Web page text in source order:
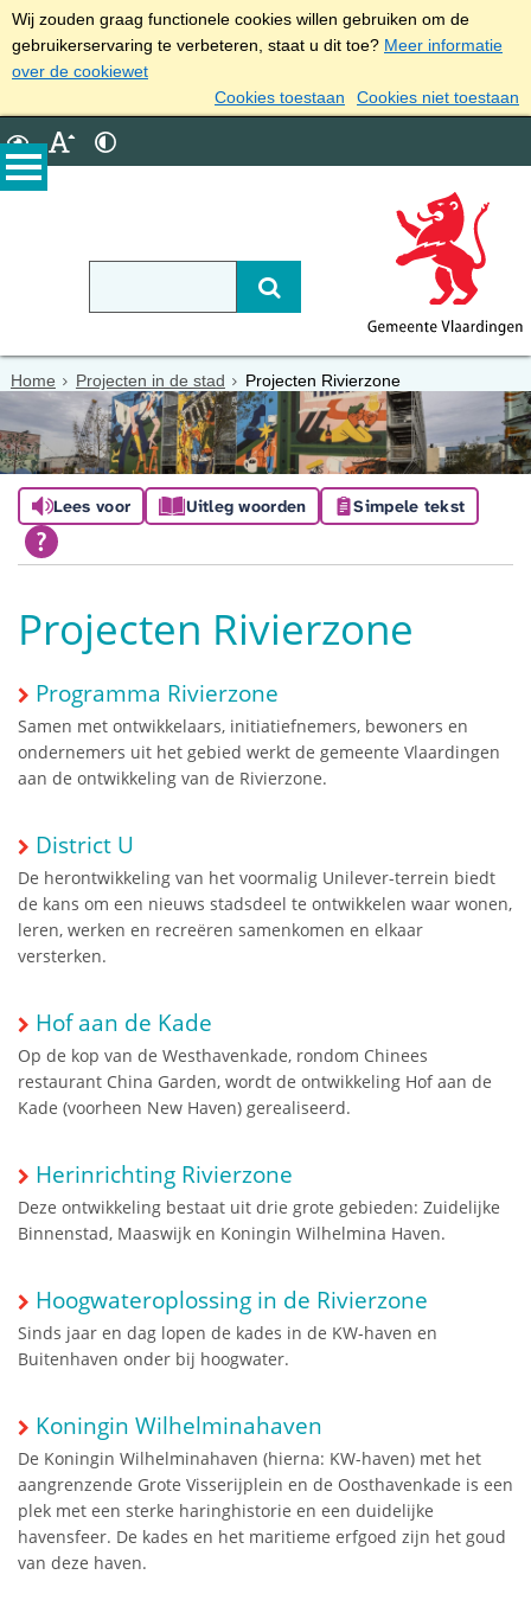
Wij zouden graag functionele cookies willen gebruiken om de
gebruikerservaring te verbeteren, staat u dit toe? Meer informatie
over de cookiewet
Cookies toestaan
Cookies niet toestaan
Home Projecten in de stad Projecten Rivierzone
Lees voor Uitleg woorden Simpele tekst
Projecten Rivierzone
Programma Rivierzone
Samen met ontwikkelaars, initiatiefnemers, bewoners en
ondernemers uit het gebied werkt de gemeente Vlaardingen
aan de ontwikkeling van de Rivierzone.
District U
De herontwikkeling van het voormalig Unilever-terrein biedt
de kans om een nieuws stadsdeel te ontwikkelen waar wonen,
leren, werken en recreëren samenkomen en elkaar
versterken.
Hof aan de Kade
Op de kop van de Westhavenkade, rondom Chinees
restaurant China Garden, wordt de ontwikkeling Hof aan de
Kade (voorheen New Haven) gerealiseerd.
Herinrichting Rivierzone
Deze ontwikkeling bestaat uit drie grote gebieden: Zuidelijke
Binnenstad, Maaswijk en Koningin Wilhelmina Haven.
Hoogwateroplossing in de Rivierzone
Sinds jaar en dag lopen de kades in de KW-haven en
Buitenhaven onder bij hoogwater.
Koningin Wilhelminahaven
De Koningin Wilhelminahaven (hierna: KW-haven) met het
aangrenzende Grote Visserijplein en de Oosthavenkade is een
plek met een sterke haringhistorie en een duidelijke
havensfeer. De kades en het maritieme erfgoed zijn het goud
van deze haven.